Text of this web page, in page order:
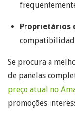
Proprietários
Se procura a
de panelas
preço atual no
promoções